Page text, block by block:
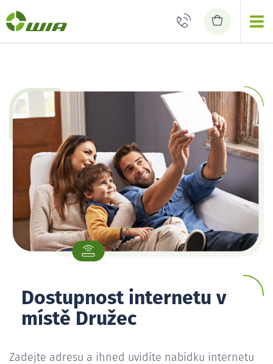
Dostupnost internetu v
místě Družec
Zadejte adresu a ihned uvidíte nabídku internetu